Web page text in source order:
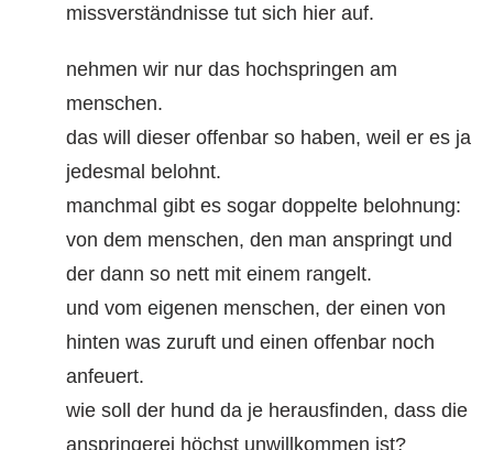
missverständnisse tut sich hier auf.
nehmen wir nur das hochspringen am
menschen.
das will dieser offenbar so haben, weil er es ja
jedesmal belohnt.
manchmal gibt es sogar doppelte belohnung:
von dem menschen, den man anspringt und
der dann so nett mit einem rangelt.
und vom eigenen menschen, der einen von
hinten was zuruft und einen offenbar noch
anfeuert.
wie soll der hund da je herausfinden, dass die
anspringerei höchst unwillkommen ist?